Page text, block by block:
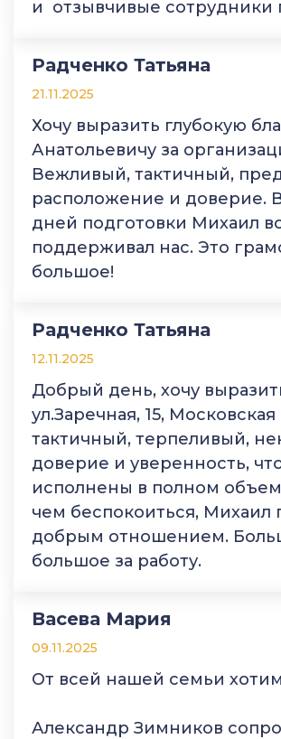
и отзывчивые сотрудники
Радченко Татьяна
21.11.2025
Хочу выразить глубокую
Анатольевичу за
Вежливый, тактичный,
расположение и доверие.
дней подготовки Михаил
поддерживал нас. Это
большое!
Радченко Татьяна
12.11.2025
Добрый день, хочу
ул.Заречная, 15,
тактичный, терпеливый,
доверие и уверенность,
исполнены в полном
чем беспокоиться, Михаил
добрым отношением.
большое за работу.
Васева Мария
09.11.2025
От всей нашей семьи
Александр Зимников